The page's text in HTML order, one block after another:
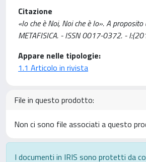
Citazione
«Io che è Noi, Noi che è Io». A
METAFISICA. - ISSN 0017-0372. -
Appare nelle tipologie:
1.1 Articolo in rivista
File in questo prodotto:
Non ci sono file associati a questo
I documenti in IRIS sono protetti da